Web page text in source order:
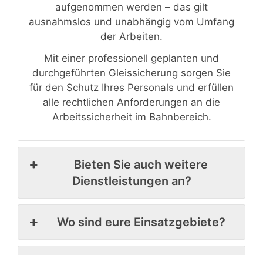
aufgenommen werden – das gilt
ausnahmslos und unabhängig vom Umfang
der Arbeiten.
Mit einer professionell geplanten und
durchgeführten Gleissicherung sorgen Sie
für den Schutz Ihres Personals und erfüllen
alle rechtlichen Anforderungen an die
Arbeitssicherheit im Bahnbereich.
Bieten Sie auch weitere
Dienstleistungen an?
Wo sind eure Einsatzgebiete?